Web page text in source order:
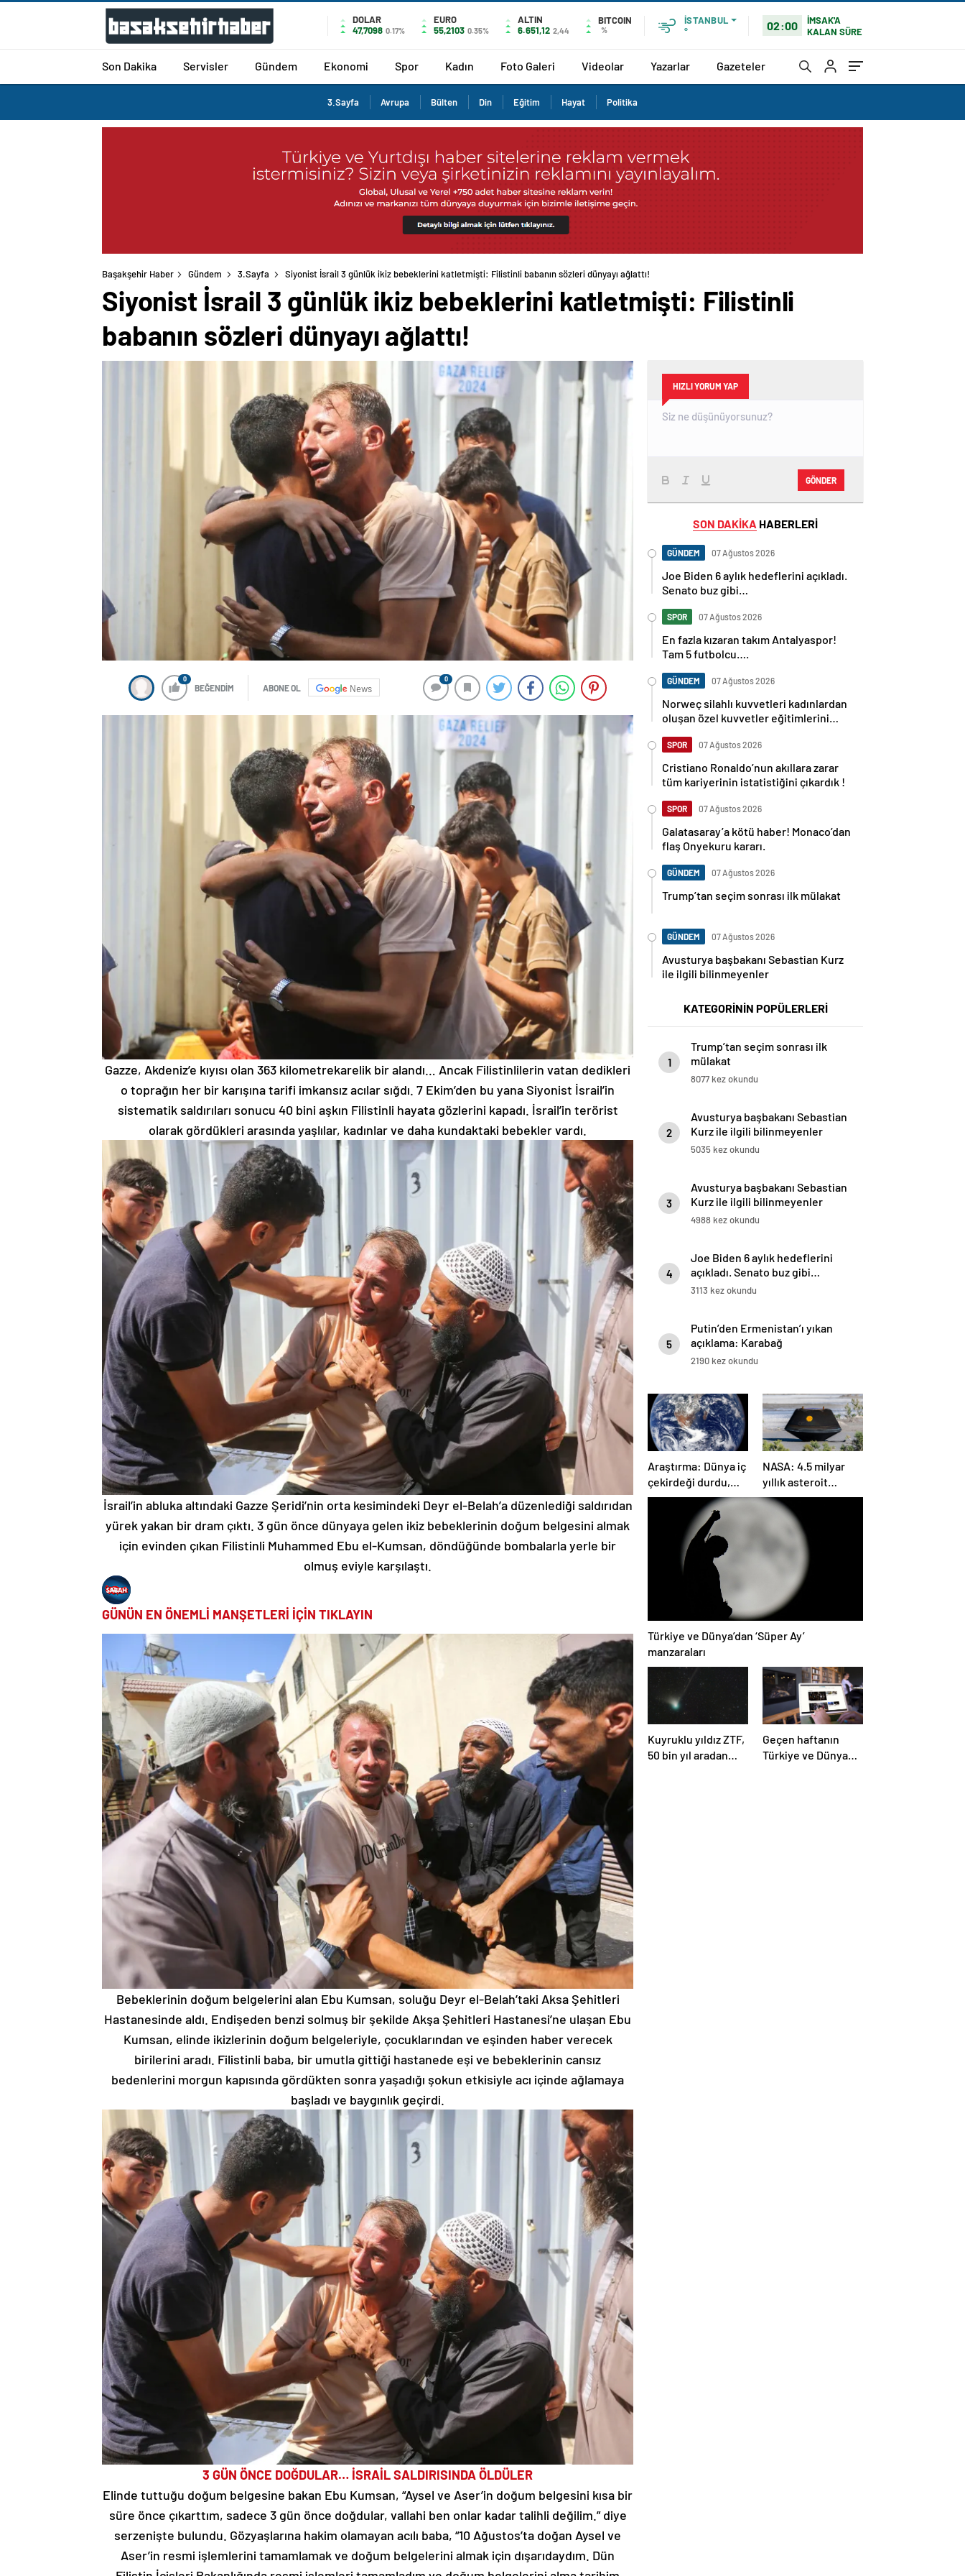
DOLAR
47,7098 0.17%
EURO
55,2103 0.35%
ALTIN
6.651,12 2,44
BITCOIN
%
İSTANBUL
°
02:00
İMSAK'A
KALAN SÜRE
Son Dakika Servisler Gündem Ekonomi Spor Kadın Foto Galeri Videolar Yazarlar Gazeteler
3.Sayfa Avrupa Bülten Din Eğitim Hayat Politika
Başakşehir Haber Gündem 3.Sayfa Siyonist İsrail 3 günlük ikiz bebeklerini katletmişti: Filistinli babanın sözleri dünyayı ağlattı!
Siyonist İsrail 3 günlük ikiz bebeklerini katletmişti: Filistinli
babanın sözleri dünyayı ağlattı!
0
BEĞENDİM ABONE OL News
0
Gazze, Akdeniz’e kıyısı olan 363 kilometrekarelik bir alandı… Ancak Filistinlilerin vatan dedikleri
o toprağın her bir karışına tarifi imkansız acılar sığdı. 7 Ekim’den bu yana Siyonist İsrail’in
sistematik saldırıları sonucu 40 bini aşkın Filistinli hayata gözlerini kapadı. İsrail’in terörist
olarak gördükleri arasında yaşlılar, kadınlar ve daha kundaktaki bebekler vardı.
İsrail’in abluka altındaki Gazze Şeridi’nin orta kesimindeki Deyr el-Belah’a düzenlediği saldırıdan
yürek yakan bir dram çıktı. 3 gün önce dünyaya gelen ikiz bebeklerinin doğum belgesini almak
için evinden çıkan Filistinli Muhammed Ebu el-Kumsan, döndüğünde bombalarla yerle bir
olmuş eviyle karşılaştı.
GÜNÜN EN ÖNEMLİ MANŞETLERİ İÇİN TIKLAYIN
Bebeklerinin doğum belgelerini alan Ebu Kumsan, soluğu Deyr el-Belah’taki Aksa Şehitleri
Hastanesinde aldı. Endişeden benzi solmuş bir şekilde Akşa Şehitleri Hastanesi’ne ulaşan Ebu
Kumsan, elinde ikizlerinin doğum belgeleriyle, çocuklarından ve eşinden haber verecek
birilerini aradı. Filistinli baba, bir umutla gittiği hastanede eşi ve bebeklerinin cansız
bedenlerini morgun kapısında gördükten sonra yaşadığı şokun etkisiyle acı içinde ağlamaya
başladı ve baygınlık geçirdi.
3 GÜN ÖNCE DOĞDULAR… İSRAİL SALDIRISINDA ÖLDÜLER
Elinde tuttuğu doğum belgesine bakan Ebu Kumsan, “Aysel ve Aser’in doğum belgesini kısa bir
süre önce çıkarttım, sadece 3 gün önce doğdular, vallahi ben onlar kadar talihli değilim.” diye
serzenişte bulundu. Gözyaşlarına hakim olamayan acılı baba, “10 Ağustos’ta doğan Aysel ve
Aser’in resmi işlemlerini tamamlamak ve doğum belgelerini almak için dışarıdaydım. Dün
HIZLI YORUM YAP
GÖNDER
SON DAKİKA HABERLERİ
GÜNDEM 07 Ağustos 2026
Joe Biden 6 aylık hedeflerini açıkladı.
Senato buz gibi…
SPOR 07 Ağustos 2026
En fazla kızaran takım Antalyaspor!
Tam 5 futbolcu….
GÜNDEM 07 Ağustos 2026
Norweç silahlı kuvvetleri kadınlardan
oluşan özel kuvvetler eğitimlerini
SPOR 07 Ağustos 2026
Cristiano Ronaldo’nun akıllara zarar
tüm kariyerinin istatistiğini çıkardık !
SPOR 07 Ağustos 2026
Galatasaray’a kötü haber! Monaco’dan
flaş Onyekuru kararı.
GÜNDEM 07 Ağustos 2026
Trump’tan seçim sonrası ilk mülakat
GÜNDEM 07 Ağustos 2026
Avusturya başbakanı Sebastian Kurz
ile ilgili bilinmeyenler
KATEGORİNİN POPÜLERLERİ
1
Trump’tan seçim sonrası ilk
mülakat
8077 kez okundu
2
Avusturya başbakanı Sebastian
Kurz ile ilgili bilinmeyenler
5035 kez okundu
3
Avusturya başbakanı Sebastian
Kurz ile ilgili bilinmeyenler
4988 kez okundu
4
Joe Biden 6 aylık hedeflerini
açıkladı. Senato buz gibi…
3113 kez okundu
5
Putin’den Ermenistan’ı yıkan
açıklama: Karabağ
Azerbaycan’ın ayrılmaz bir
2190 kez okundu
Araştırma: Dünya iç
çekirdeği durdu,
ters yönde dönüyor
NASA: 4.5 milyar
yıllık asteroit
örnekleri Dünya’ya
getirildi; yaşamın
başlangıcına ışık
Türkiye ve Dünya’dan ‘Süper Ay’
manzaraları
Kuyruklu yıldız ZTF,
50 bin yıl aradan
Geçen haftanın
Türkiye ve Dünya